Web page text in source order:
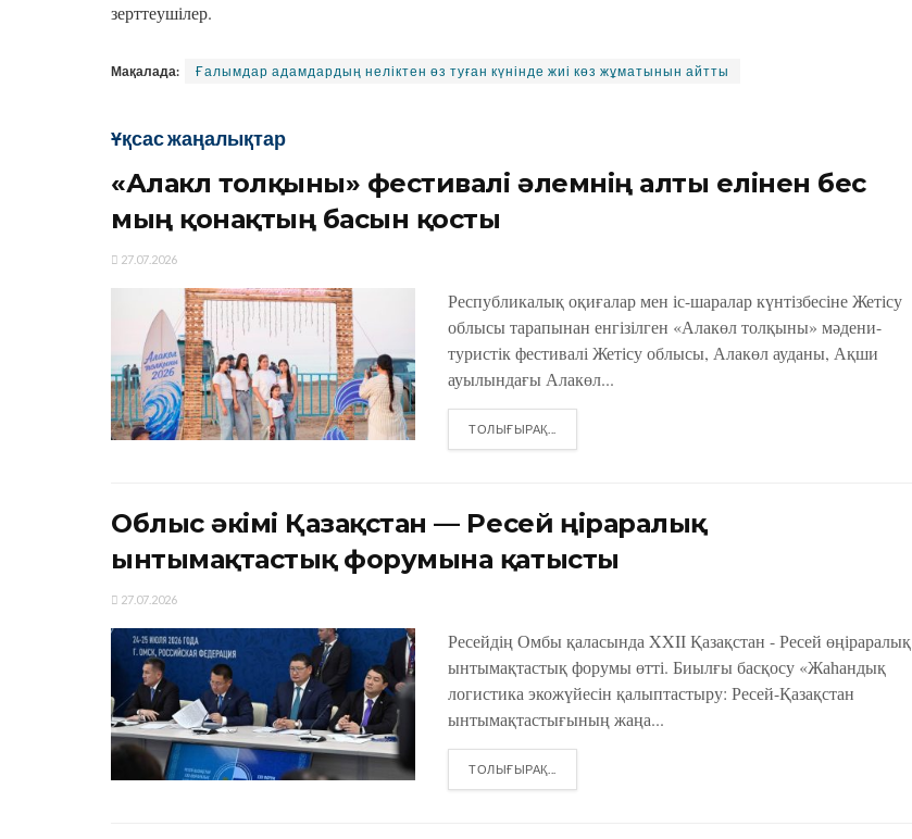
зерттеушілер.
Мақалада: Ғалымдар адамдардың неліктен өз туған күнінде жиі көз жұматынын айтты
Ұқсас жаңалықтар
«Алакөл толқыны» фестивалі әлемнің алты елінен бес
мың қонақтың басын қосты
27.07.2026
Республикалық оқиғалар мен іс-шаралар күнтізбесіне Жетісу
облысы тарапынан енгізілген «Алакөл толқыны» мәдени-
туристік фестивалі Жетісу облысы, Алакөл ауданы, Ақши
ауылындағы Алакөл...
ТОЛЫҒЫРАҚ...
Облыс әкімі Қазақстан — Ресей өңіраралық
ынтымақтастық форумына қатысты
27.07.2026
Ресейдің Омбы қаласында XXIІ Қазақстан - Ресей өңіраралық
ынтымақтастық форумы өтті. Биылғы басқосу «Жаһандық
логистика экожүйесін қалыптастыру: Ресей-Қазақстан
ынтымақтастығының жаңа...
ТОЛЫҒЫРАҚ...